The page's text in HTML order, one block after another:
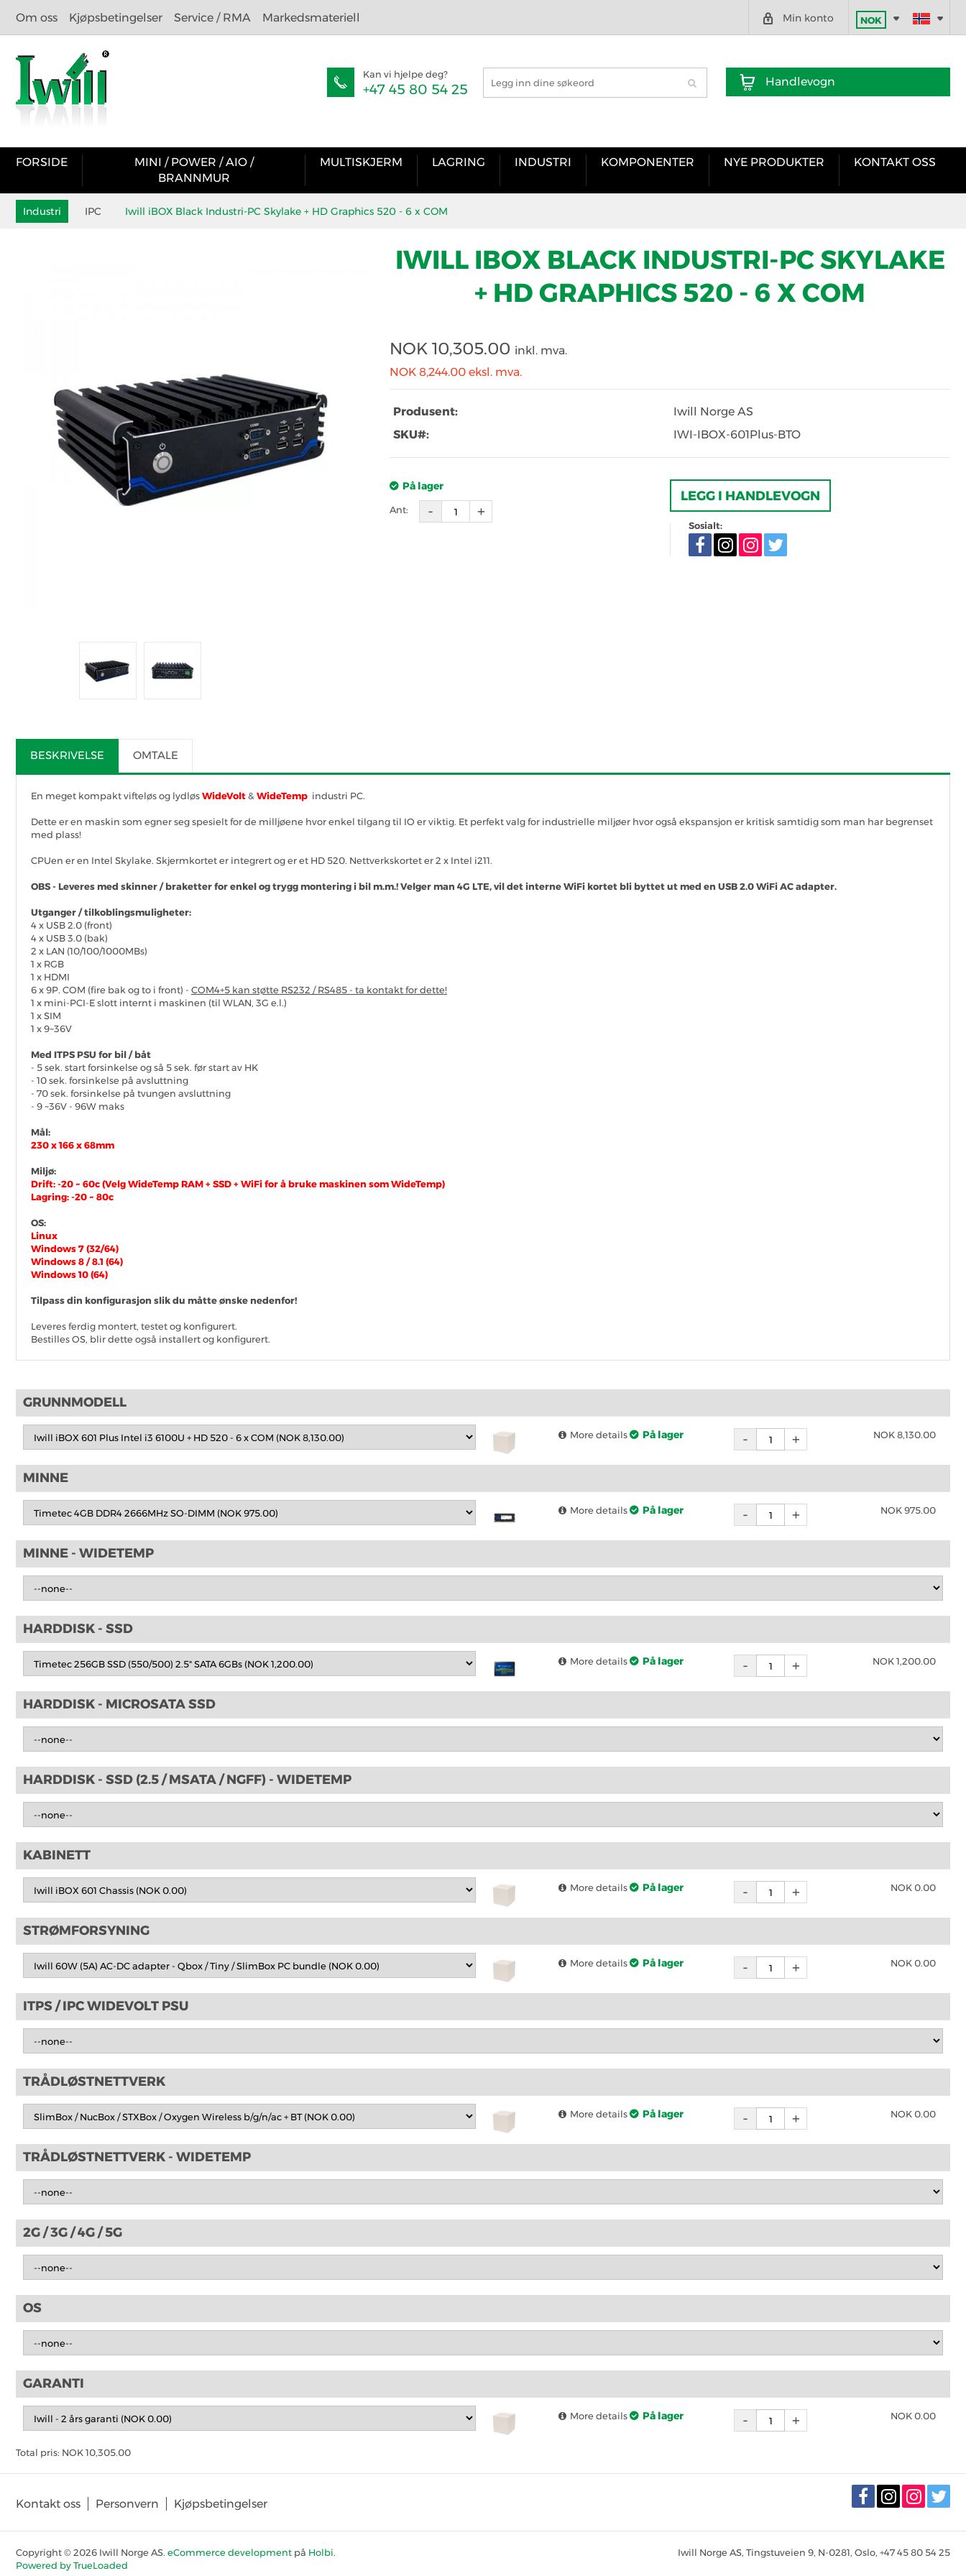
Om oss Kjøpsbetingelser Service / RMA Markedsmateriell NOK
Min konto
Kan vi hjelpe deg?
+47 45 80 54 25 Handlevogn
FORSIDE
MINI / POWER / AIO /
BRANNMUR
MULTISKJERM LAGRING INDUSTRI KOMPONENTER NYE PRODUKTER KONTAKT OSS
Industri IPC Iwill iBOX Black Industri-PC Skylake + HD Graphics 520 - 6 x COM
IWILL IBOX BLACK INDUSTRI-PC SKYLAKE
+ HD GRAPHICS 520 - 6 X COM
NOK 10,305.00 inkl. mva.
NOK 8,244.00 eksl. mva.
Produsent:
Iwill Norge AS
SKU#:
IWI-IBOX-601Plus-BTO
På lager
Ant:
LEGG I HANDLEVOGN
Sosialt:
BESKRIVELSE OMTALE
En meget kompakt vifteløs og lydløsWideVolt& WideTemp industri PC.
Dette er en maskin som egner seg spesielt for de milljøene hvor enkel tilgang til IO er viktig. Et perfekt valg for industrielle miljøer hvor også ekspansjon er kritisk samtidig som man har begrenset
med plass!
CPUen er en Intel Skylake. Skjermkortet er integrert og er et HD 520. Nettverkskortet er 2 x Intel i211.
OBS - Leveres med skinner / braketter for enkel og trygg montering i bil m.m.! Velger man 4G LTE, vil det interne WiFi kortet bli byttet ut med en USB 2.0 WiFi AC adapter.
Utganger / tilkoblingsmuligheter:
4 x USB 2.0 (front)
4 x USB 3.0 (bak)
2 x LAN (10/100/1000MBs)
1 x RGB
1 x HDMI
6 x 9P. COM (fire bak og to i front) - COM4+5 kan støtte RS232 / RS485 - ta kontakt for dette!
1 x mini-PCI-E slott internt i maskinen (til WLAN, 3G e.l.)
1 x SIM
1 x 9~36V
Med ITPS PSU for bil / båt
- 5 sek. start forsinkelse og så 5 sek. før start av HK
- 10 sek. forsinkelse på avsluttning
- 70 sek. forsinkelse på tvungen avsluttning
- 9 ~36V - 96W maks
Mål:
230 x 166 x 68mm
Miljø:
Drift: -20 ~ 60c(Velg WideTemp RAM + SSD + WiFi for å bruke maskinen som WideTemp)
Lagring: -20 ~ 80c
OS:
Linux
Windows 7 (32/64)
Windows 8 / 8.1 (64)
Windows 10 (64)
Tilpass din konfigurasjon slik du måtte ønske nedenfor!
Leveres ferdig montert, testet og konfigurert.
Bestilles OS, blir dette også installert og konfigurert.
SKRIV OMTALE
Det er for tiden ingen produktomtaler. Bli den første til å omtale produktet
GRUNNMODELL
More details På lager NOK8,130.00
MINNE
More details På lager NOK975.00
MINNE - WIDETEMP
HARDDISK - SSD
More details På lager NOK1,200.00
HARDDISK - MICROSATA SSD
HARDDISK - SSD (2.5 / MSATA / NGFF) - WIDETEMP
KABINETT
More details På lager NOK 0.00
STRØMFORSYNING
More details På lager NOK 0.00
ITPS / IPC WIDEVOLT PSU
TRÅDLØSTNETTVERK
More details På lager NOK 0.00
TRÅDLØSTNETTVERK - WIDETEMP
2G / 3G / 4G / 5G
OS
GARANTI
More details På lager NOK 0.00
Total pris: NOK10,305.00
Kontakt oss Personvern Kjøpsbetingelser
Copyright © 2026 Iwill Norge AS. eCommerce development på Holbi.
Powered by TrueLoaded
Iwill Norge AS, Tingstuveien 9, N-0281, Oslo, +47 45 80 54 25